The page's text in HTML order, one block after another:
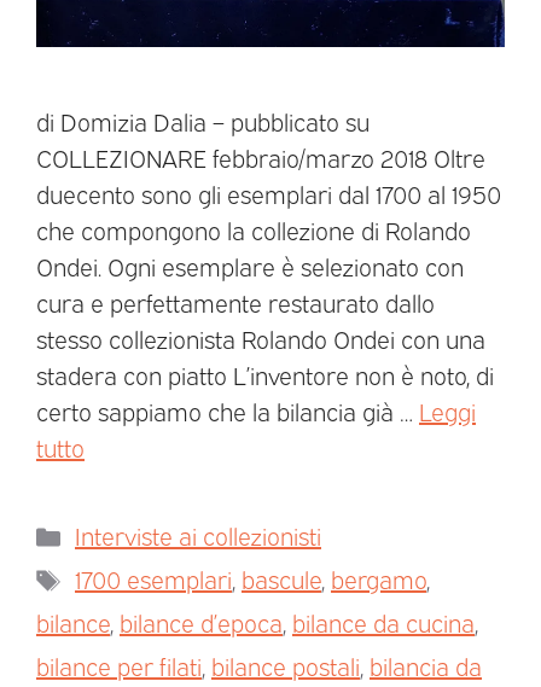
di Domizia Dalia – pubblicato su
COLLEZIONARE febbraio/marzo 2018 Oltre
duecento sono gli esemplari dal 1700 al 1950
che compongono la collezione di Rolando
Ondei. Ogni esemplare è selezionato con
cura e perfettamente restaurato dallo
stesso collezionista Rolando Ondei con una
stadera con piatto L’inventore non è noto, di
certo sappiamo che la bilancia già … Leggi
tutto
Interviste ai collezionisti
1700 esemplari, bascule, bergamo,
bilance, bilance d’epoca, bilance da cucina,
bilance per filati, bilance postali, bilancia da